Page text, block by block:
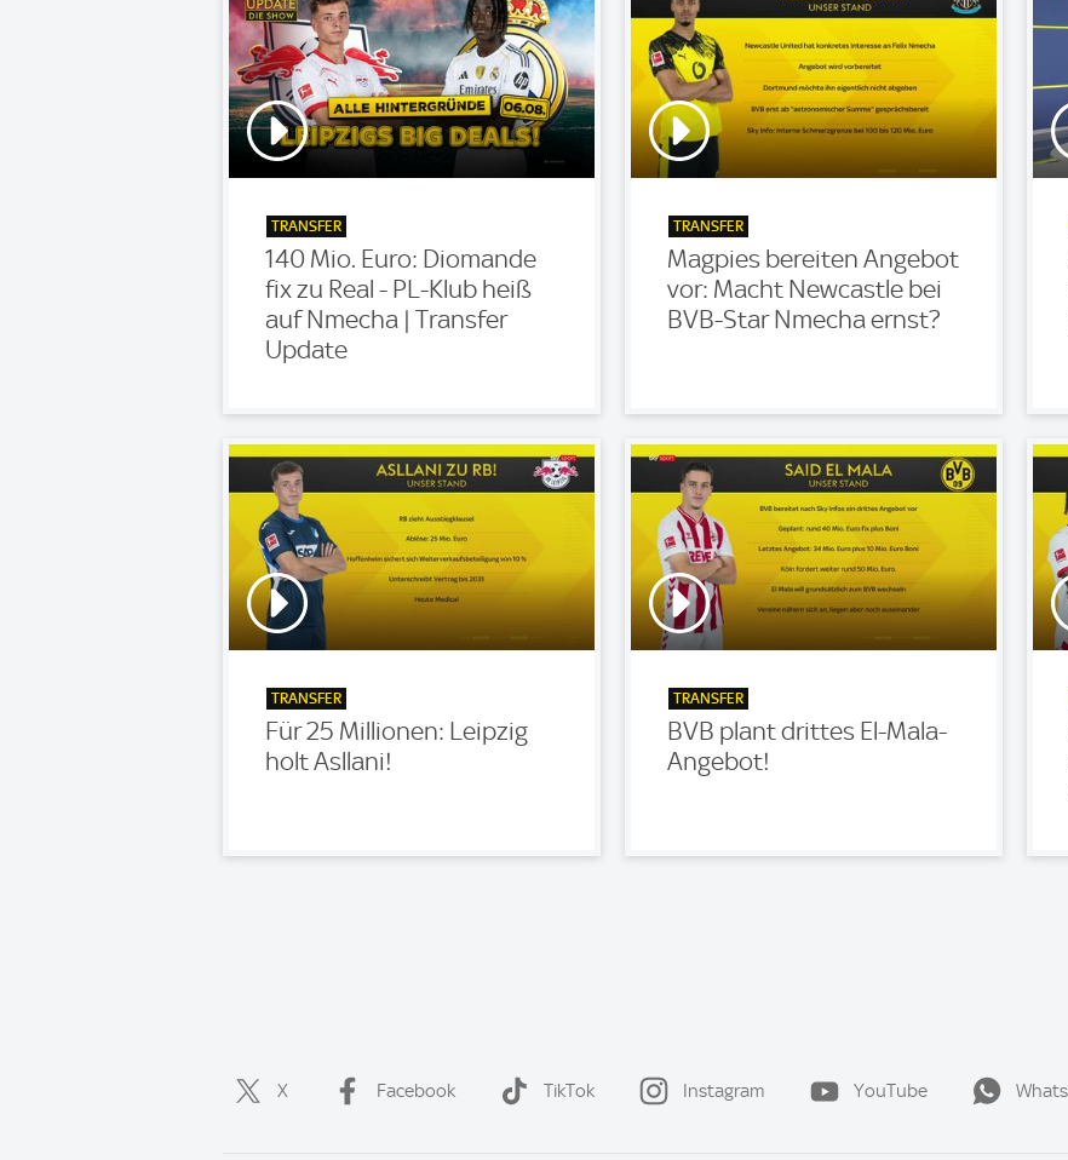
TRANSFER
140 Mio. Euro: Diomande
fix zu Real - PL-Klub heiß
auf Nmecha | Transfer
Update
TRANSFER
Magpies bereiten Angebot
vor: Macht Newcastle bei
BVB-Star Nmecha ernst?
TRANSFER
Für 25 Millionen: Leipzig
holt Asllani!
TRANSFER
BVB plant drittes El-Mala-
Angebot!
X Facebook TikTok Instagram YouTube